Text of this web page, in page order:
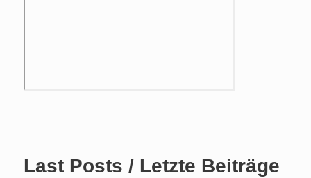
Last Posts / Letzte Beiträge